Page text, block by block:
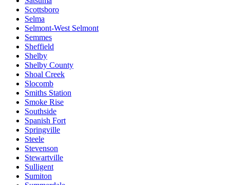
Scottsboro
Selma
Selmont-West Selmont
Semmes
Sheffield
Shelby
Shelby County
Shoal Creek
Slocomb
Smiths Station
Smoke Rise
Southside
Spanish Fort
Springville
Steele
Stevenson
Stewartville
Sulligent
Sumiton